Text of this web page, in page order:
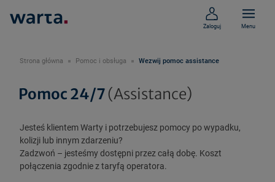
Zaloguj Menu
Strona główna Pomoc i obsługa Wezwij pomoc assistance
Pomoc 24/7(Assistance)
Jesteś klientem Warty i potrzebujesz pomocy po wypadku,
kolizji lub innym zdarzeniu?
Zadzwoń – jesteśmy dostępni przez całą dobę. Koszt
połączenia zgodnie z taryfą operatora.